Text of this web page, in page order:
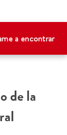
a encontrar
de la